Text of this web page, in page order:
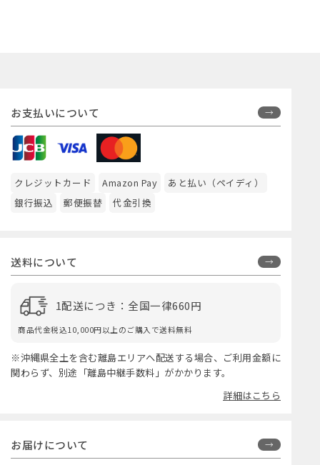
お支払いについて
クレジットカード Amazon Pay
あと払い（ペイディ）
銀行振込
郵便振替 代金引換
送料について
1配送につき：全国一律660円
商品代金税込10,000円以上のご購入で送料無料
※沖縄県全土を含む離島エリアへ配送する場合、ご利用金額に
関わらず、別途「離島中継手数料」がかかります。
詳細はこちら
お届けについて